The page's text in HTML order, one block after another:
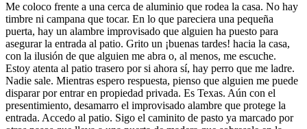
Me coloco frente a una cerca de aluminio que rodea la casa. No hay
timbre ni campana que tocar. En lo que pareciera una pequeña
puerta, hay un alambre improvisado que alguien ha puesto para
asegurar la entrada al patio. Grito un ¡buenas tardes! hacia la casa,
con la ilusión de que alguien me abra o, al menos, me escuche.
Estoy atenta al patio trasero por si ahora sí, hay perro que me ladre.
Nadie sale. Mientras espero respuesta, pienso que alguien me puede
disparar por entrar en propiedad privada. Es Texas. Aún con el
presentimiento, desamarro el improvisado alambre que protege la
entrada. Accedo al patio. Sigo el caminito de pasto ya marcado por